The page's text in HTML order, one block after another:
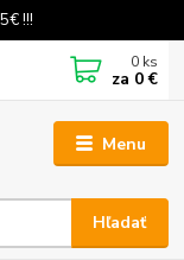
!!!
Menu
Hľadať
0 ks
za 0 €